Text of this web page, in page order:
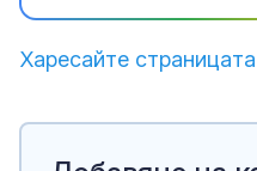
Харесайте